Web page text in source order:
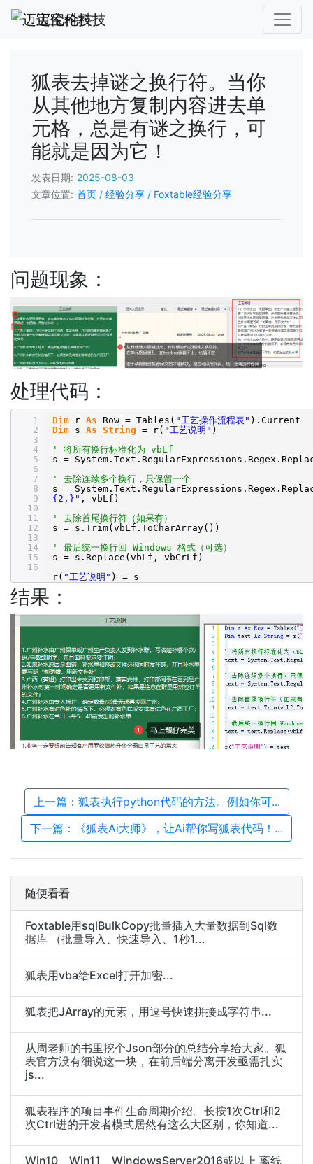
迈宝伦科技
狐表去掉谜之换行符。当你
从其他地方复制内容进去单
元格，总是有谜之换行，可
能就是因为它！
发表日期: 2025-08-03
文章位置: 首页 / 经验分享 / Foxtable经验分享
问题现象：
处理代码：
1
2
3
4
5
6
7
8
9
10
11
12
13
14
15
16
Dim r As Row = Tables( "工艺操作流程表" ).Current
Dim s As String = r( "工艺说明" )
' 将所有换行标准化为 vbLf
s =
' 去除连续多个换行，只保留一个
s =
{2,}" , vbLf)
' 去除首尾换行符（如果有）
s = s.Trim(vbLf.ToCharArray())
' 最后统一换行回 Windows 格式（可选）
s = s.Replace(vbLf, vbCrLf)
r( "工艺说明" ) = s
结果：
上一篇：狐表执行python代码的方法。例如你可...
下一篇：《狐表Ai大师》，让Ai帮你写狐表代码！...
随便看看
Foxtable用sqlBulkCopy批量插入大量数据到Sql数
据库 （批量导入、快速导入、1秒1...
狐表用vba给Excel打开加密...
狐表把JArray的元素，用逗号快速拼接成字符串...
从周老师的书里挖个Json部分的总结分享给大家。狐
表官方没有细说这一块，在前后端分离开发亟需扎实
js...
狐表程序的项目事件生命周期介绍。长按1次Ctrl和2
次Ctrl进的开发者模式居然有这么大区别，你知道...
Win10、Win11、WindowsServer2016或以上 离线